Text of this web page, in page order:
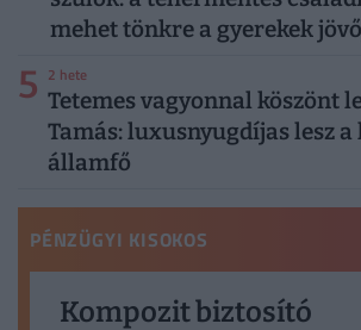
mehet tönkre a gyerekek
5 2 hete
Tetemes vagyonnal köszönt
Tamás: luxusnyugdíjas lesz
államfő
PÉNZÜGYI KISOKOS
Kompozit biztosító